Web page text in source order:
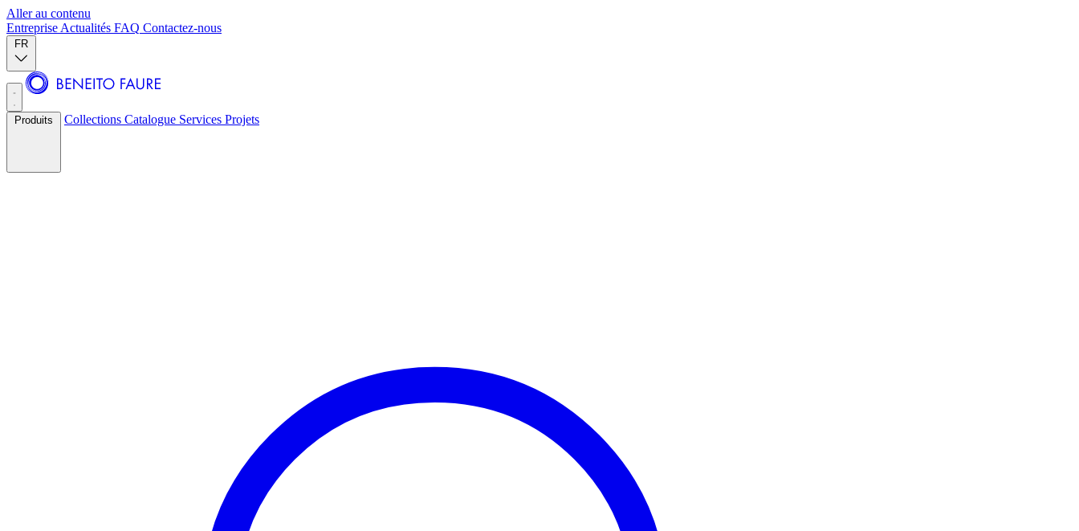
Aller au contenu
Entreprise Actualités FAQ Contactez-nous
FR
Produits Collections Catalogue Services Projets